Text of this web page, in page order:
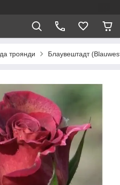
троянди Блаувештадт